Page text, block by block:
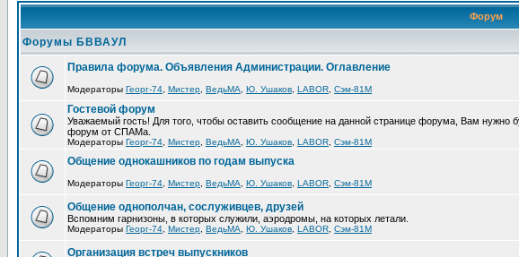
Форум
Форумы БВВАУЛ
Правила форума. Объявления Администрации. Оглавление
Модераторы Георг-74 Мистер ВедьМА Ю. Ушаков LABOR Сэм-81М
Гостевой форум
Уважаемый гость! Для того, чтобы оставить сообщение на данной странице форума, Вам нужно
форум от СПАМа.
Модераторы Георг-74 Мистер ВедьМА Ю. Ушаков LABOR Сэм-81М
Общение однокашников по годам выпуска
Модераторы Георг-74 Мистер ВедьМА Ю. Ушаков LABOR Сэм-81М
Общение однополчан, сослуживцев, друзей
Вспомним гарнизоны, в которых служили, аэродромы, на которых летали.
Модераторы Георг-74 Мистер ВедьМА Ю. Ушаков LABOR Сэм-81М
Организация встреч выпускников